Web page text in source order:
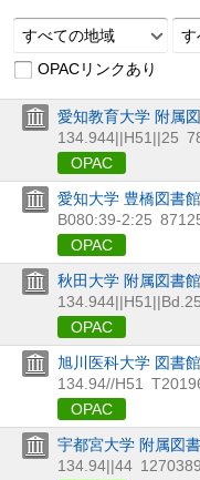
すべての地域
す
OPACリンクあり
愛知教育大学 附属
134.944||H51||25
OPAC
愛知大学 豊橋図書館
B080:39-2:25
OPAC
秋田大学 附属図書館
134.944||H51||Bd.25
OPAC
旭川医科大学 図書館
134.94//H51
OPAC
宇都宮大学 附属図
134.94||44